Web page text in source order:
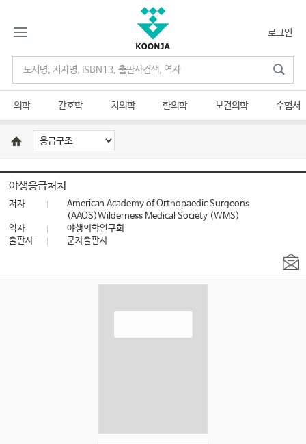
로그인
의학 간호학 치의학 한의학 보건의학 수험서
야생응급처치
저자
American Academy of Orthopaedic Surgeons
(AAOS)Wilderness Medical Society (WMS)
역자
야생의학연구회
출판사
군자출판사